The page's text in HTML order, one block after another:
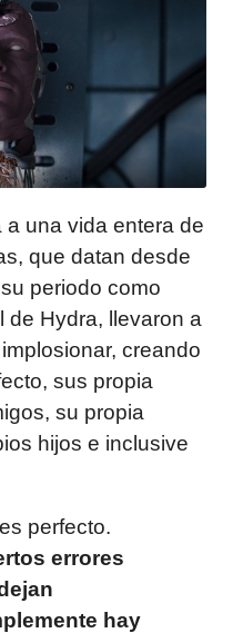
una vida entera de
que datan desde
periodo como
de Hydra, llevaron a
creando
sus propia
su propia
hijos e inclusive
perfecto.
errores
hay